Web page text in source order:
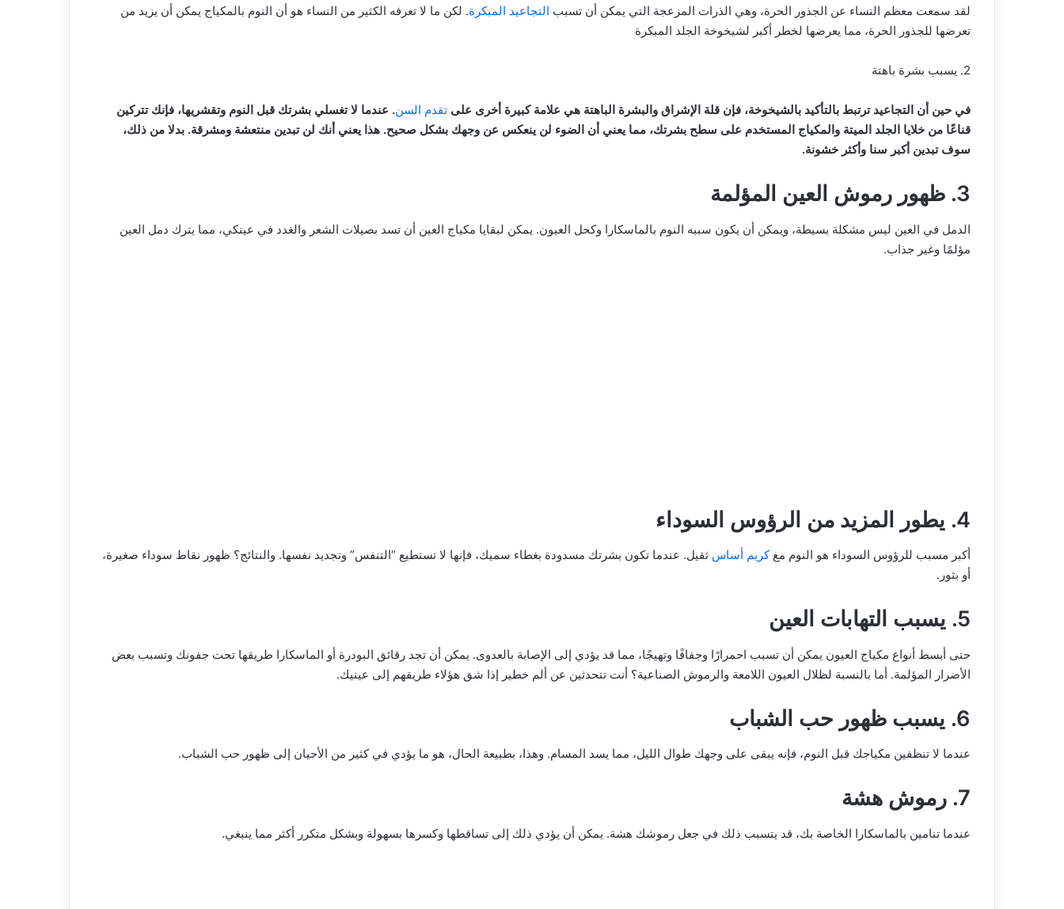
لقد سمعت معظم النساء عن الجذور الحرة، وهي الذرات المزعجة التي يمكن أن تسبب التجاعيد المبكرة. لكن ما لا تعرفه الكثير من النساء هو أن النوم بالمكياج يمكن أن يزيد من
تعرضها للجذور الحرة، مما يعرضها لخطر أكبر لشيخوخة الجلد المبكرة
2. يسبب بشرة باهتة
في حين أن التجاعيد ترتبط بالتأكيد بالشيخوخة، فإن قلة الإشراق والبشرة الباهتة هي علامة كبيرة أخرى على تقدم السن. عندما لا تغسلي بشرتك قبل النوم وتقشريها، فإنك تتركين
قناعًا من خلايا الجلد الميتة والمكياج المستخدم على سطح بشرتك، مما يعني أن الضوء لن ينعكس عن وجهك بشكل صحيح. هذا يعني أنك لن تبدين منتعشة ومشرقة. بدلا من ذلك،
سوف تبدين أكبر سنا وأكثر خشونة.
3. ظهور رموش العين المؤلمة
الدمل في العين ليس مشكلة بسيطة، ويمكن أن يكون سببه النوم بالماسكارا وكحل العيون. يمكن لبقايا مكياج العين أن تسد بصيلات الشعر والغدد في عينكي، مما يترك دمل العين
مؤلمًا وغير جذاب.
4. يطور المزيد من الرؤوس السوداء
أكبر مسبب للرؤوس السوداء هو النوم معكريم أساس ثقيل. عندما تكون بشرتك مسدودة بغطاء سميك، فإنها لا تستطيع “التنفس” وتجديد نفسها. والنتائج؟ ظهور نقاط سوداء صغيرة،
أو بثور.
5. يسبب التهابات العين
حتى أبسط أنواع مكياج العيون يمكن أن تسبب احمرارًا وجفافًا وتهيجًا، مما قد يؤدي إلى الإصابة بالعدوى. يمكن أن تجد رقائق البودرة أو الماسكارا طريقها تحت جفونك وتسبب بعض
الأضرار المؤلمة. أما بالنسبة لظلال العيون اللامعة والرموش الصناعية؟ أنت تتحدثين عن ألم خطير إذا شق هؤلاء طريقهم إلى عينيك.
6. يسبب ظهور حب الشباب
عندما لا تنظفين مكياجك قبل النوم، فإنه يبقى على وجهك طوال الليل، مما يسد المسام. وهذا، بطبيعة الحال، هو ما يؤدي في كثير من الأحيان إلى ظهور حب الشباب.
7. رموش هشة
عندما تنامين بالماسكارا الخاصة بك، قد يتسبب ذلك في جعل رموشك هشة. يمكن أن يؤدي ذلك إلى تساقطها وكسرها بسهولة وبشكل متكرر أكثر مما ينبغي.